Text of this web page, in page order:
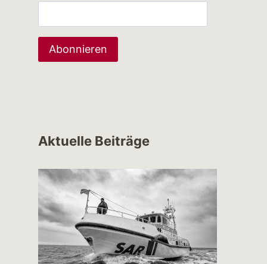
Aktuelle Beiträge